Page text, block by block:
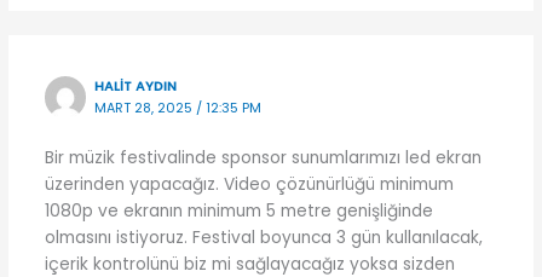
HALIT AYDIN
MART 28, 2025 / 12:35 PM
Bir müzik festivalinde sponsor sunumlarımızı led ekran
üzerinden yapacağız. Video çözünürlüğü minimum
1080p ve ekranın minimum 5 metre genişliğinde
olmasını istiyoruz. Festival boyunca 3 gün kullanılacak,
içerik kontrolünü biz mi sağlayacağız yoksa sizden